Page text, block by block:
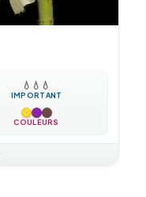
💧 💧 💧
IMPORTANT
COULEURS